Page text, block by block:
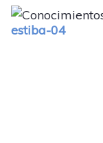
estiba-04